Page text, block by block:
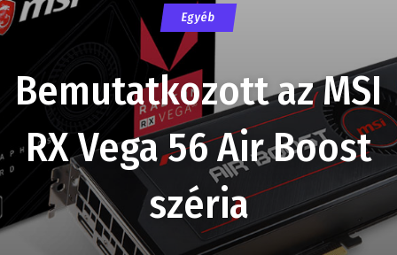
Egyéb
Bemutatkozott az MSI
RX Vega 56 Air Boost
széria